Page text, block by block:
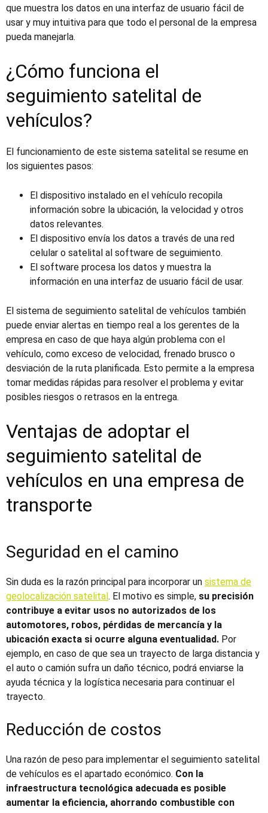
que muestra los datos en una interfaz de usuario fácil de
usar y muy intuitiva para que todo el personal de la empresa
pueda manejarla.
¿Cómo funciona el
seguimiento satelital de
vehículos?
El funcionamiento de este sistema satelital se resume en
los siguientes pasos:
El dispositivo instalado en el vehículo recopila
información sobre la ubicación, la velocidad y otros
datos relevantes.
El dispositivo envía los datos a través de una red
celular o satelital al software de seguimiento.
El software procesa los datos y muestra la
información en una interfaz de usuario fácil de usar.
El sistema de seguimiento satelital de vehículos también
puede enviar alertas en tiempo real a los gerentes de la
empresa en caso de que haya algún problema con el
vehículo, como exceso de velocidad, frenado brusco o
desviación de la ruta planificada. Esto permite a la empresa
tomar medidas rápidas para resolver el problema y evitar
posibles riesgos o retrasos en la entrega.
Ventajas de adoptar el
seguimiento satelital de
vehículos en una empresa de
transporte
Seguridad en el camino
Sin duda es la razón principal para incorporar un sistema de
geolocalización satelital. El motivo es simple, su precisión
contribuye a evitar usos no autorizados de los
automotores, robos, pérdidas de mercancía y la
ubicación exacta si ocurre alguna eventualidad. Por
ejemplo, en caso de que sea un trayecto de larga distancia y
el auto o camión sufra un daño técnico, podrá enviarse la
ayuda técnica y la logística necesaria para continuar el
trayecto.
Reducción de costos
Una razón de peso para implementar el seguimiento satelital
de vehículos es el apartado económico. Con la
infraestructura tecnológica adecuada es posible
aumentar la eficiencia, ahorrando combustible con